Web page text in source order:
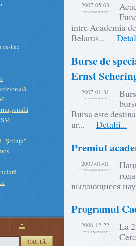
on-line
"Ştiinţa"
CAUTĂ
2007-05-03
între Academia
Belarus...
Burse de
Ernst
2007-01-31
Bursa este
ur... Detalii...
Premiul
2007-01-01
выдающиеся
Programul
2006-12-22
La